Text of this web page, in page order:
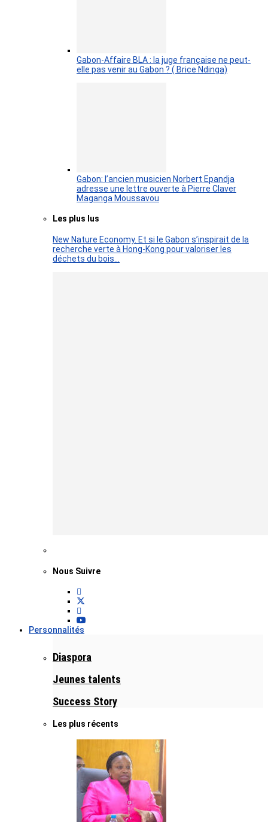
Gabon-Affaire BLA : la juge française ne peut-
elle pas venir au Gabon ? ( Brice Ndinga)
Gabon: l’ancien musicien Norbert Epandja
adresse une lettre ouverte à Pierre Claver
Maganga Moussavou
Les plus lus
New Nature Economy. Et si le Gabon s’inspirait de la
recherche verte à Hong-Kong pour valoriser les
déchets du bois…
Nous Suivre
Personnalités
Diaspora
Jeunes talents
Success Story
Les plus récents